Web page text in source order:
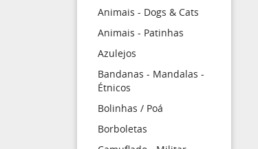
Animais - Dogs & Cats
Animais - Patinhas
Azulejos
Bandanas - Mandalas -
Étnicos
Bolinhas / Poá
Borboletas